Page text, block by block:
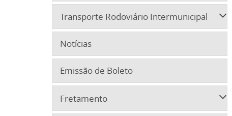
Transporte Rodoviário Intermunicipal
Notícias
Emissão de Boleto
Fretamento